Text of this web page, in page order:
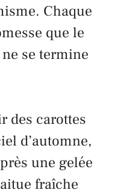
Chaque
que le
ne se termine
des carottes
d’automne,
une gelée
fraîche